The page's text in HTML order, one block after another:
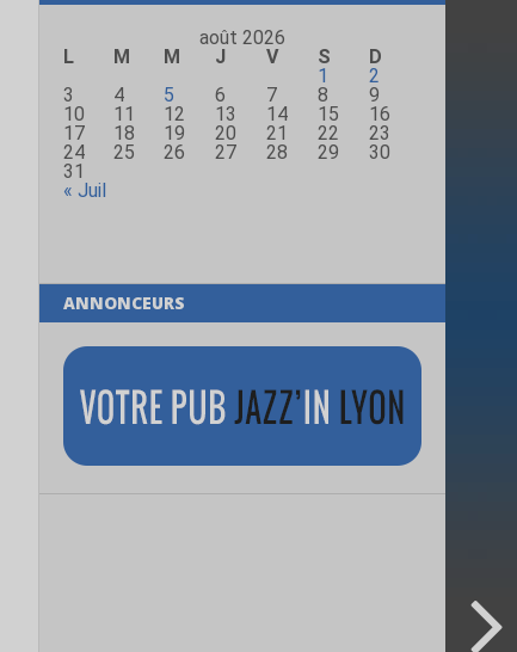
août 2026
L
M M J V S
D
1
2
3
4 5 6 7 8
9
10
11 12 13 14 15
16
17
18 19 20 21 22
23
24
25 26 27 28 29
30
31
« Juil
ANNONCEURS